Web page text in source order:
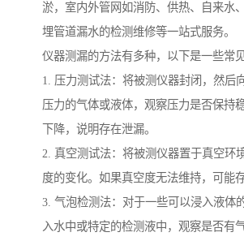
淤，室内外管网如消防、供热、自来水
埋管道漏水的检测维修等一站式服务。
仪器测漏的方法有多种，以下是一些常
1. 压力测试法：将被测仪器封闭，然后
压力的气体或液体，观察压力是否保持
下降，说明存在泄漏。
2. 真空测试法：将被测仪器置于真空环
度的变化。如果真空度无法维持，可能
3. 气泡检测法：对于一些可以浸入液体
入水中或特定的检测液中，观察是否有